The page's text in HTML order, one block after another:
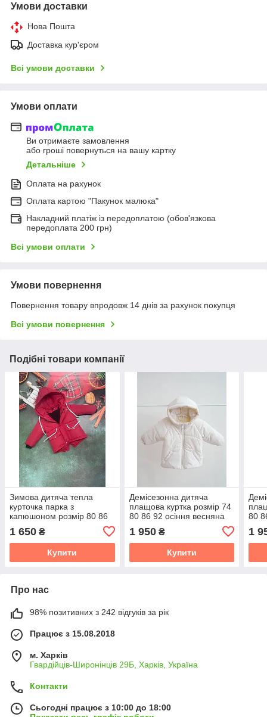
Умови доставки
Нова Пошта
Доставка кур'єром
Всі умови доставки
Умови оплати
Ви отримаєте замовлення
або гроші повернуться на вашу картку
Детальніше
Оплата на рахунок
Оплата картою "Пакунок малюка"
Накладний платіж із передоплатою (обов'язкова
передоплата 200 грн)
Всі умови оплати
Умови повернення
Повернення товару впродовж 14 днів за рахунок покупця
Всі умови повернення
Подібні товари компанії
Зимова дитяча тепла
курточка парка з
капюшоном розмір 80 86
1 650 ₴
Купити
Демісезонна дитяча
плащова куртка розмір 74
80 86 92 осіння весняна
1 950₴
Купити
80
1
Про нас
98% позитивних з 242 відгуків за рік
Працює з 15.08.2018
м. Харків
Гвардійців-Широнінців 29Б, Харків, Україна
Контакти
Сьогодні працює з 10:00 до 18:00